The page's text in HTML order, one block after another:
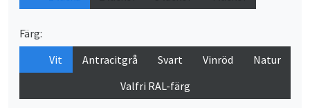
Färg:
Vit
Antracitgrå Svart Vinröd
Natur
Valfri RAL-färg